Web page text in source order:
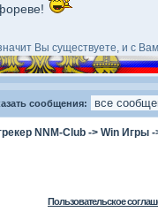
Вы существуете, и с
сообщения:
NNM-Club -> Win Игры
Пользовательское